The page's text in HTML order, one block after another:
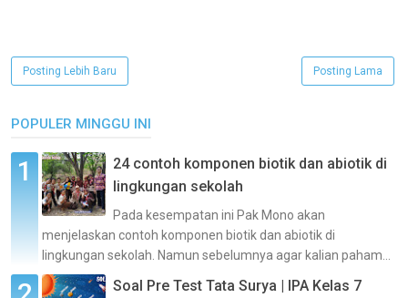
Posting Lebih Baru Posting Lama
POPULER MINGGU INI
24 contoh komponen biotik dan abiotik di
lingkungan sekolah
Pada kesempatan ini Pak Mono akan
menjelaskan contoh komponen biotik dan abiotik di
lingkungan sekolah. Namun sebelumnya agar kalian paham...
Soal Pre Test Tata Surya | IPA Kelas 7